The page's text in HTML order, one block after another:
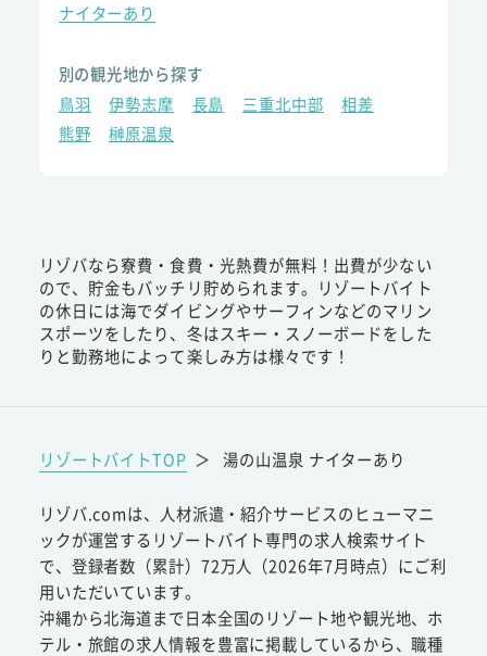
ナイターあり
別の観光地から探す
鳥羽
伊勢志摩 長島 三重北中部
相差
熊野
榊原温泉
リゾバなら寮費・食費・光熱費が無料！出費が少ない
ので、貯金もバッチリ貯められます。リゾートバイト
の休日には海でダイビングやサーフィンなどのマリン
スポーツをしたり、冬はスキー・スノーボードをした
りと勤務地によって楽しみ方は様々です！
リゾートバイトTOP ＞ 湯の山温泉 ナイターあり
リゾバ.comは、人材派遣・紹介サービスのヒューマニ
ックが運営するリゾートバイト専門の求人検索サイト
で、登録者数（累計）72万人（2026年7月時点）にご利
用いただいています。
沖縄から北海道まで日本全国のリゾート地や観光地、ホ
テル・旅館の求人情報を豊富に掲載しているから、職種